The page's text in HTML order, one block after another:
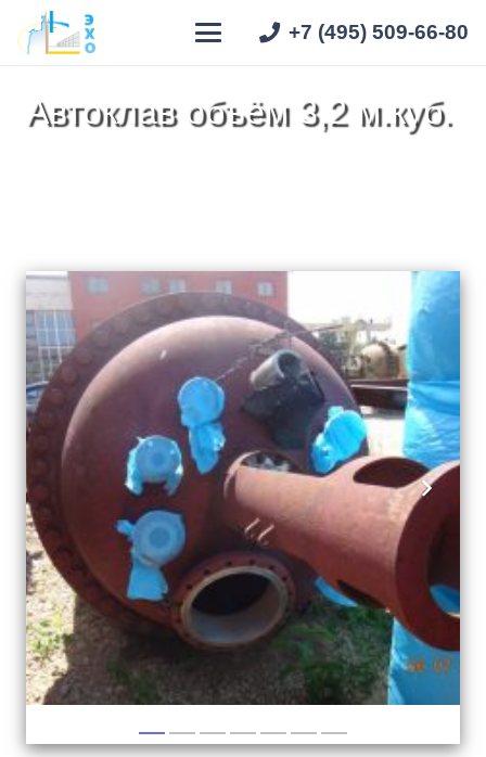
+7 (495) 509-66-80
Автоклав объём 3,2 м.куб.